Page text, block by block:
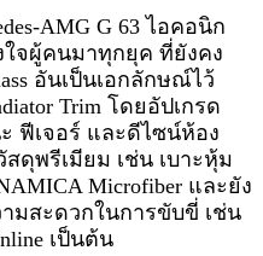
AMG G 63 ไอคอนิก
จผู้คนมาทุกยุค ที่ยังคง
อันเป็นเอกลักษณ์ไว้
Trim โดยอัปเกรด
ฟีเจอร์ และดีไซน์ห้อง
ดุพรีเมียม เช่น เบาะหุ้ม
Microfiber และยัง
มสะดวกในการขับขี่ เช่น
เป็นต้น